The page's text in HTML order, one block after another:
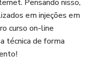
Pensando nisso,
em injeções em
curso on-line
técnica de forma